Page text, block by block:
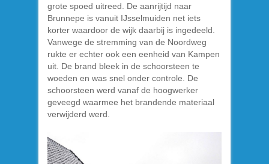
grote spoed uitreed. De aanrijtijd naar
Brunnepe is vanuit IJsselmuiden net iets
korter waardoor de wijk daarbij is ingedeeld.
Vanwege de stremming van de Noordweg
rukte er echter ook een eenheid van Kampen
uit. De brand bleek in de schoorsteen te
woeden en was snel onder controle. De
schoorsteen werd vanaf de hoogwerker
geveegd waarmee het brandende materiaal
verwijderd werd.